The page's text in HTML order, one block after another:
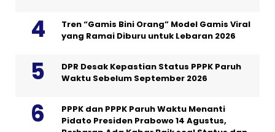
Tren “Gamis Bini Orang” Model Gamis Viral
yang Ramai Diburu untuk Lebaran 2026
DPR Desak Kepastian Status PPPK Paruh
Waktu Sebelum September 2026
PPPK dan PPPK Paruh Waktu Menanti
Pidato Presiden Prabowo 14 Agustus,